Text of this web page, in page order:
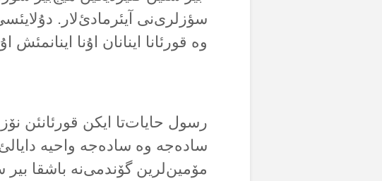
سؤزلری‌نی آیئرمادئ‌لار.
وە قورئانا اینانان اۇنا اینانمئش
رسول حایات‌تا ایکن قورئانئن
سادەجە وە سادەجە واحیە
مۆمین‌لرین گۆندمی‌نە باشقا بیر